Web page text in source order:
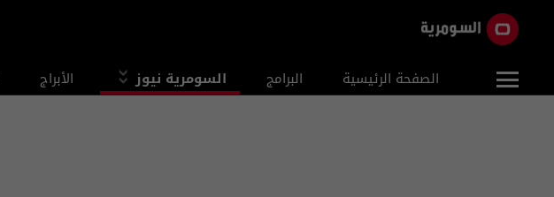
الصفحة الرئيسية البرامج السومرية نيوز الأبراج